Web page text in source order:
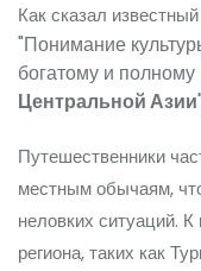
Как сказал
"Понимание
богатому и
Центральной Азии
Путешественники
местным обычаям,
неловких ситуаций.
региона, таких как